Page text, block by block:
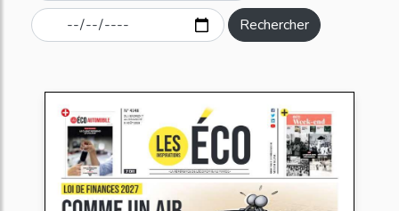
Rechercher